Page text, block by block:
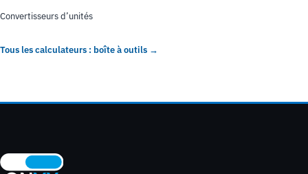
Convertisseurs d’unités
Tous les calculateurs : boîte à outils →